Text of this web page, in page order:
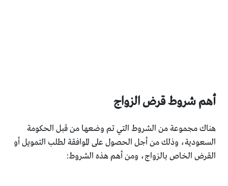
أهم شروط قرض الزواج
هناك مجموعة من الشروط التي تم وضعها من قبل الحكومة
السعودية، وذلك من أجل الحصول على الموافقة لطلب التمويل أو
القرض الخاص بالزواج، ومن أهم هذه الشروط: